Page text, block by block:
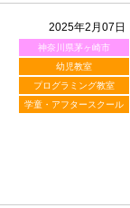
2025年2月07日
神奈川県茅ヶ崎市
幼児教室
プログラミング教室
学童・アフタースクール